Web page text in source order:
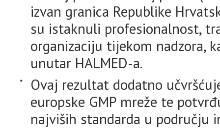
izvan granica Republike
su istaknuli profesionalnost,
organizaciju tijekom nadzora,
unutar HALMED-a.
Ovaj rezultat dodatno
europske GMP mreže te
najviših standarda u području